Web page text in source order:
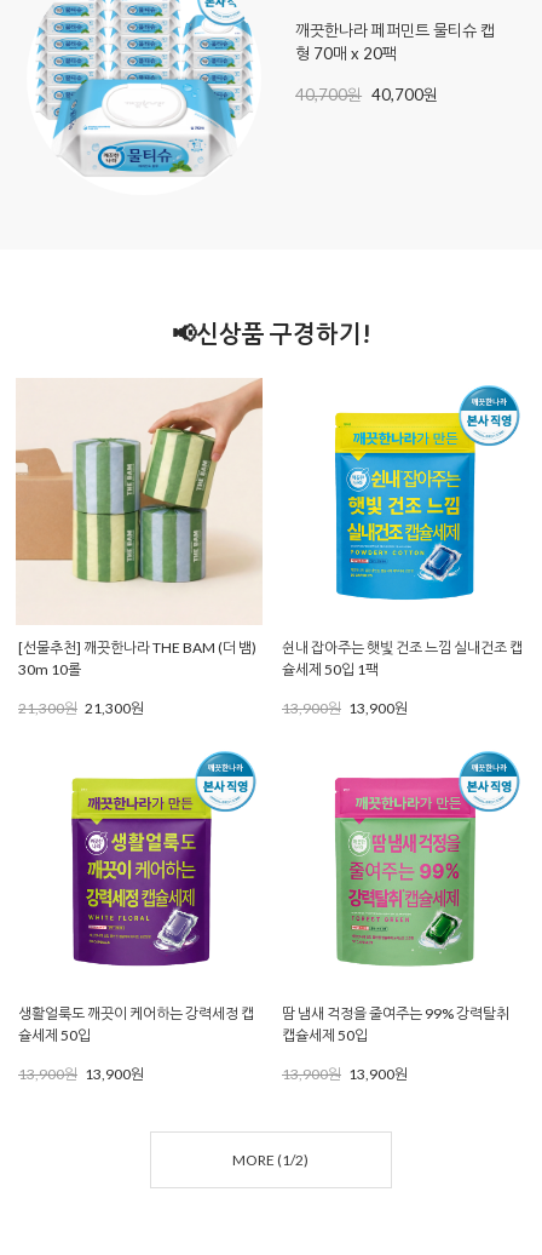
깨끗한나라 페퍼민트 물티슈 캡
형 70매 x 20팩
40,700원 40,700원
📢신상품 구경하기!
[선물추천] 깨끗한나라 THE BAM (더 뱀)
30m 10롤
21,300원 21,300원
쉰내 잡아주는 햇빛 건조 느낌 실내건조 캡
슐세제 50입 1팩
13,900원 13,900원
생활얼룩도 깨끗이 케어하는 강력세정 캡
슐세제 50입
13,900원 13,900원
땀 냄새 걱정을 줄여주는 99% 강력탈취
캡슐세제 50입
13,900원 13,900원
MORE (1/2)